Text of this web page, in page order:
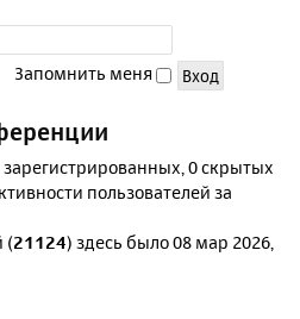
Запомнить меня
зарегистрированных, 0 скрытых
пользователей за
(21124) здесь было 08 мар 2026,